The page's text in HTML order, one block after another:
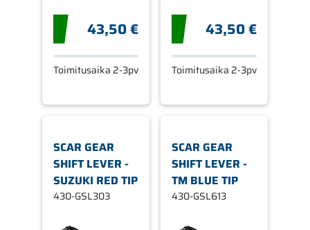
43,50 €
Toimitusaika 2-3pv
43,50 €
Toimitusaika 2-3pv
SCAR GEAR
SHIFT LEVER -
SUZUKI RED TIP
430-GSL303
SCAR GEAR
SHIFT LEVER -
TM BLUE TIP
430-GSL613